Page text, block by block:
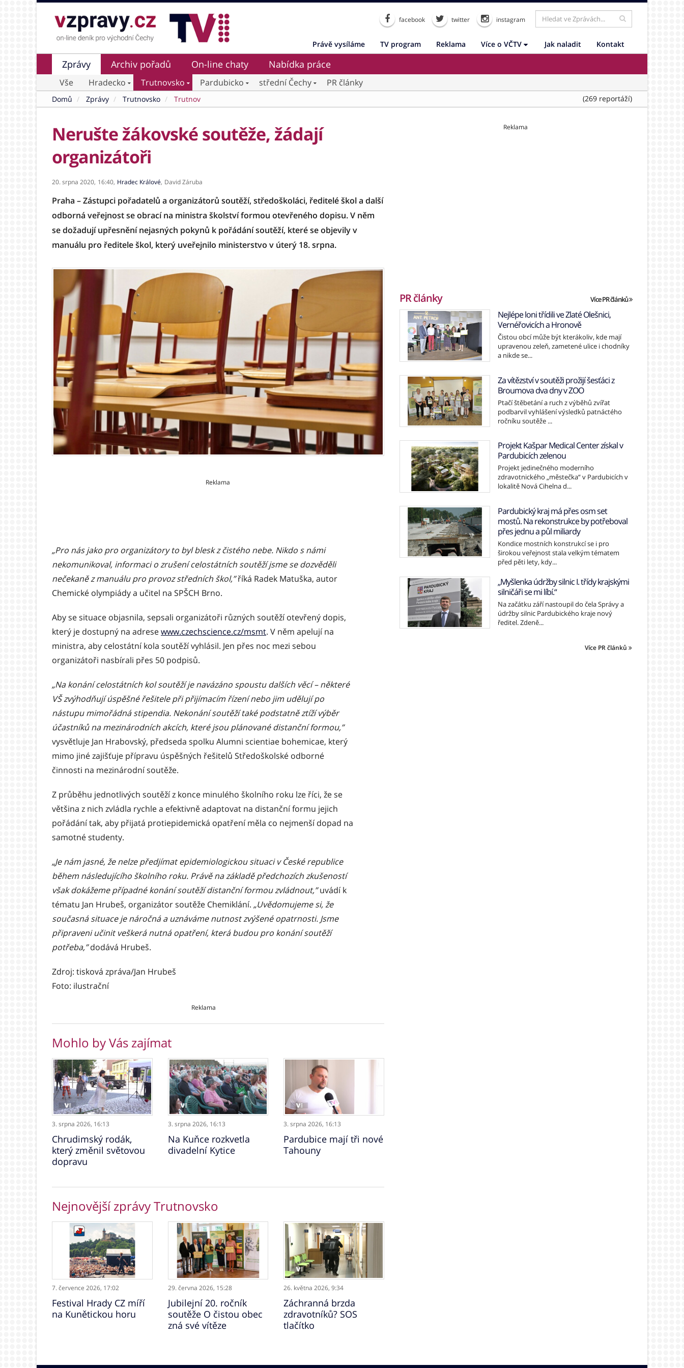
facebook twitter instagram
Právě vysíláme TV program Reklama Více o VČTV Jak naladit Kontakt
Zprávy Archiv pořadů On-line chaty Nabídka práce
Vše Hradecko Trutnovsko Pardubicko střední Čechy PR články
(269 reportáží)
Domů Zprávy Trutnovsko Trutnov
Nerušte žákovské soutěže, žádají
organizátoři
20. srpna 2020, 16:40, Hradec Králové, David Záruba
Praha – Zástupci pořadatelů a organizátorů soutěží, středoškoláci, ředitelé škol a další
odborná veřejnost se obrací na ministra školství formou otevřeného dopisu. V něm
se dožadují upřesnění nejasných pokynů k pořádání soutěží, které se objevily v
manuálu pro ředitele škol, který uveřejnilo ministerstvo v úterý 18. srpna.
Reklama
„Pro nás jako pro organizátory to byl blesk z čistého nebe. Nikdo s námi
nekomunikoval, informaci o zrušení celostátních soutěží jsme se dozvěděli
nečekaně z manuálu pro provoz středních škol,”říká Radek Matuška, autor
Chemické olympiády a učitel na SPŠCH Brno.
Aby se situace objasnila, sepsali organizátoři různých soutěží otevřený dopis,
který je dostupný na adresewww.czechscience.cz/msmt. V něm apelují na
ministra, aby celostátní kola soutěží vyhlásil. Jen přes noc mezi sebou
organizátoři nasbírali přes 50 podpisů.
„Na konání celostátních kol soutěží je navázáno spoustu dalších věcí – některé
VŠ zvýhodňují úspěšné řešitele při přijímacím řízení nebo jim udělují po
nástupu mimořádná stipendia. Nekonání soutěží také podstatně ztíží výběr
účastníků na mezinárodních akcích, které jsou plánované distanční formou,”
vysvětluje Jan Hrabovský, předseda spolku Alumni scientiae bohemicae, který
mimo jiné zajišťuje přípravu úspěšných řešitelů Středoškolské odborné
činnosti na mezinárodní soutěže.
Z průběhu jednotlivých soutěží z konce minulého školního roku lze říci, že se
většina z nich zvládla rychle a efektivně adaptovat na distanční formu jejich
pořádání tak, aby přijatá protiepidemická opatření měla co nejmenší dopad na
samotné studenty.
„Je nám jasné, že nelze předjímat epidemiologickou situaci v České republice
během následujícího školního roku. Právě na základě předchozích zkušeností
však dokážeme případné konání soutěží distanční formou zvládnout,”uvádí k
tématu Jan Hrubeš, organizátor soutěže Chemiklání. „Uvědomujeme si, že
současná situace je náročná a uznáváme nutnost zvýšené opatrnosti. Jsme
připraveni učinit veškerá nutná opatření, která budou pro konání soutěží
potřeba,”dodává Hrubeš.
Zdroj: tisková zpráva/Jan Hrubeš
Foto: ilustrační
Reklama
Mohlo by Vás zajímat
3. srpna 2026, 16:13
Chrudimský rodák,
který změnil světovou
dopravu
3. srpna 2026, 16:13
Na Kuňce rozkvetla
divadelní Kytice
3. srpna 2026, 16:13
Pardubice mají tři nové
Tahouny
Nejnovější zprávy Trutnovsko
7. července 2026, 17:02
Festival Hrady CZ míří
na Kunětickou horu
29. června 2026, 15:28
Jubilejní 20. ročník
soutěže O čistou obec
zná své vítěze
26. května 2026, 9:34
Záchranná brzda
zdravotníků? SOS
tlačítko
Reklama
PR články Více PR článků
Nejlépe loni třídili ve Zlaté Olešnici,
Vernéřovicích a Hronově
Čistou obcí může být kterákoliv, kde mají
upravenou zeleň, zametené ulice i chodníky
a nikde se...
Za vítězství v soutěži prožijí šesťáci z
Broumova dva dny v ZOO
Ptačí štěbetání a ruch z výběhů zvířat
podbarvil vyhlášení výsledků patnáctého
ročníku soutěže ...
Projekt Kašpar Medical Center získal v
Pardubicích zelenou
Projekt jedinečného moderního
zdravotnického „městečka“ v Pardubicích v
lokalitě Nová Cihelna d...
Pardubický kraj má přes osm set
mostů. Na rekonstrukce by potřeboval
přes jednu a půl miliardy
Kondice mostních konstrukcí se i pro
širokou veřejnost stala velkým tématem
před pěti lety, kdy...
„Myšlenka údržby silnic I. třídy krajskými
silničáři se mi líbí.“
Na začátku září nastoupil do čela Správy a
údržby silnic Pardubického kraje nový
ředitel. Zdeně...
Více PR článků